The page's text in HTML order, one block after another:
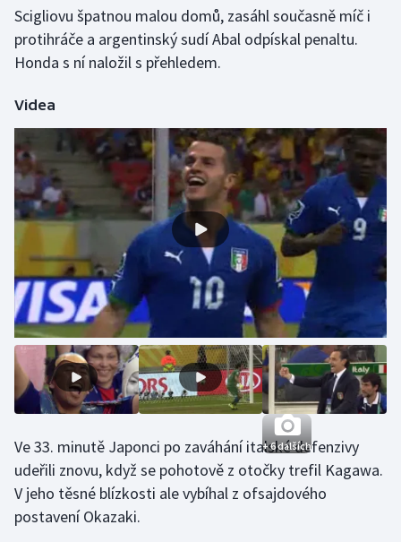
Jezdectví
Lezení
Lyže a snowboard
Moderní pětiboj
Motorsport
Olympijské hry
Parasport
Plážový volejbal
Ragby
Scigliovu špatnou malou domů, zasáhl současně míč i
protihráče a argentinský sudí Abal odpískal penaltu.
Honda s ní naložil s přehledem.
Videa
+ 6 dalších
Ve 33. minutě Japonci po zaváhání italské defenzivy
udeřili znovu, když se pohotově z otočky trefil Kagawa.
V jeho těsné blízkosti ale vybíhal z ofsajdového
postavení Okazaki.